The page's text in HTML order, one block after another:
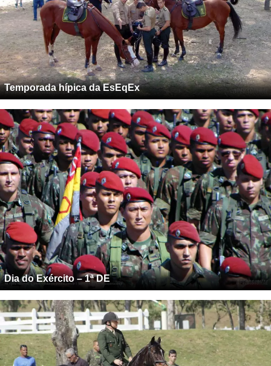
Temporada hípica da EsEqEx
Dia do Exército – 1ª DE